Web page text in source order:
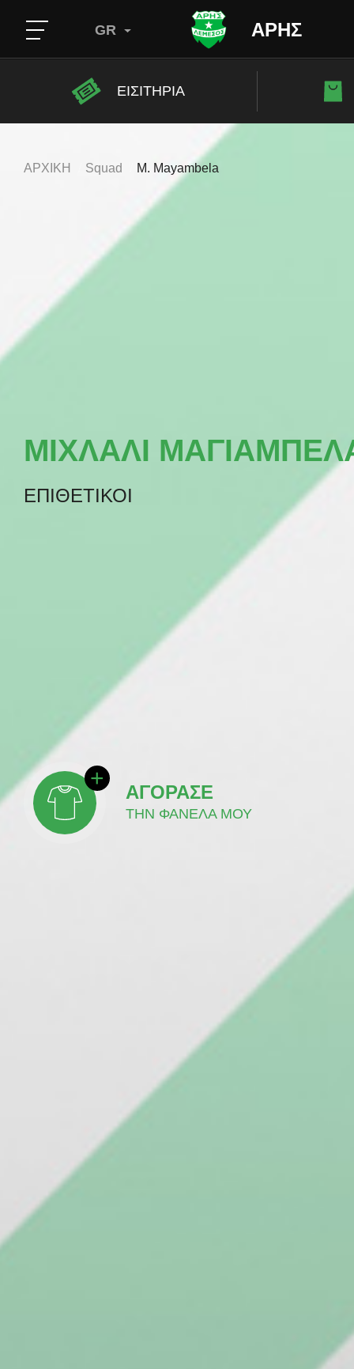
ΑΡΗΣ
GR
ΕΙΣΙΤΗΡΙΑ
ΑΡΧΙΚΗ Squad M. Mayambela
ΜΙΧΛΑΛΙ
ΕΠΙΘΕΤΙΚΟΙ
ΑΓΟΡΑΣΕ
ΤΗΝ ΦΑΝΕΛΑ ΜΟΥ